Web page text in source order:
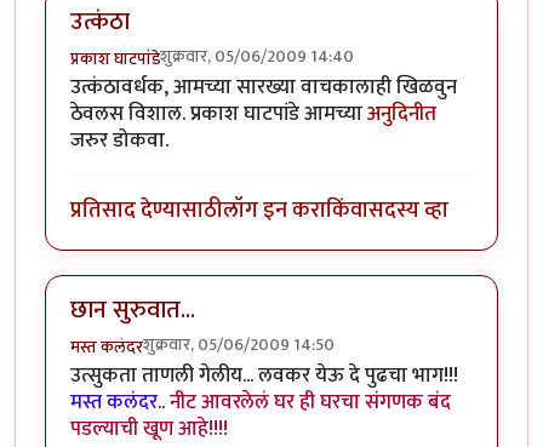
उत्कंठा
प्रकाश घाटपांडेशुक्रवार, 05/06/2009 14:40
उत्कंठावर्धक, आमच्या सारख्या वाचकालाही खिळवुन
ठेवलस विशाल. प्रकाश घाटपांडे आमच्याअनुदिनीत
जरुर डोकवा.
प्रतिसाद देण्यासाठीलॉग इन कराकिंवासदस्य व्हा
छान सुरुवात...
मस्त कलंदरशुक्रवार, 05/06/2009 14:50
उत्सुकता ताणली गेलीय... लवकर येऊ दे पुढचा भाग!!!
मस्त कलंदर..नीट आवरलेलं घर ही घरचा संगणक बंद
पडल्याची खूण आहे!!!!